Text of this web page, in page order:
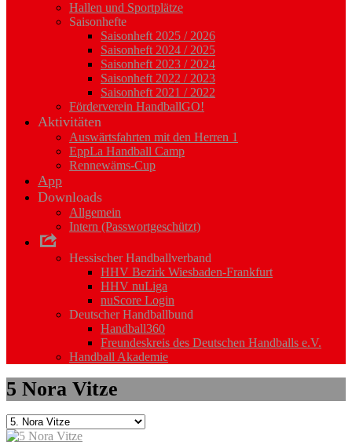
Hallen und Sportplätze
Saisonhefte
Saisonheft 2025 / 2026
Saisonheft 2024 / 2025
Saisonheft 2023 / 2024
Saisonheft 2022 / 2023
Saisonheft 2021 / 2022
Förderverein HandballGO!
Aktivitäten
Auswärtsfahrten mit den Herren 1
EppLa Handball Camp
Rennewäms-Cup
App
Downloads
Allgemein
Intern (Passwortgeschützt)
Hessischer Handballverband
HHV Bezirk Wiesbaden-Frankfurt
HHV nuLiga
nuScore Login
Deutscher Handballbund
Handball360
Freundeskreis des Deutschen Handballs e.V.
Handball Akademie
5 Nora Vitze